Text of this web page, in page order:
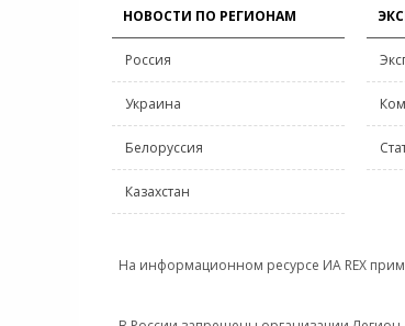
НОВОСТИ ПО РЕГИОНАМ
Россия
Украина
Белоруссия
Казахстан
На информационном ресурсе ИА REX